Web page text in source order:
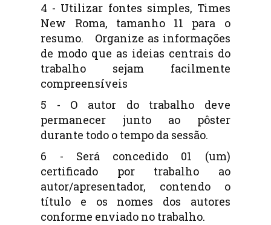
4 - Utilizar fontes simples, Times
New Roma, tamanho 11 para o
resumo.
Organize as informações
de modo que as ideias centrais do
trabalho sejam facilmente
compreensíveis
5 - O autor do trabalho deve
permanecer junto ao pôster
durante todo o tempo da sessão.
6 - Será concedido 01 (um)
certificado por trabalho ao
autor/apresentador, contendo o
título e os nomes dos autores
conforme enviado no trabalho.